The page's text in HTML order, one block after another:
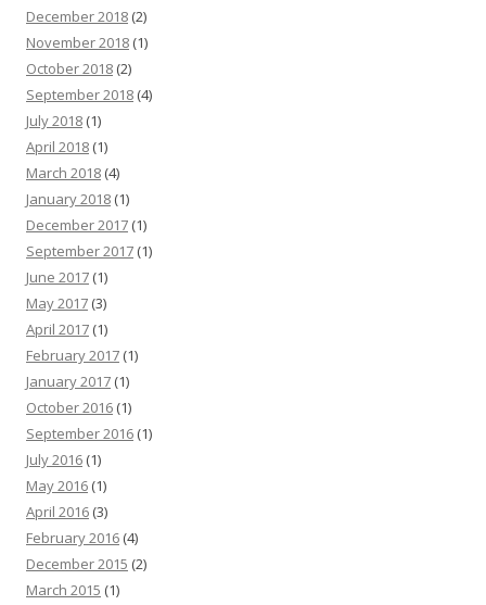
December 2018 (2)
November 2018 (1)
October 2018 (2)
September 2018 (4)
July 2018 (1)
April 2018 (1)
March 2018 (4)
January 2018 (1)
December 2017 (1)
September 2017 (1)
June 2017 (1)
May 2017 (3)
April 2017 (1)
February 2017 (1)
January 2017 (1)
October 2016 (1)
September 2016 (1)
July 2016 (1)
May 2016 (1)
April 2016 (3)
February 2016 (4)
December 2015 (2)
March 2015 (1)